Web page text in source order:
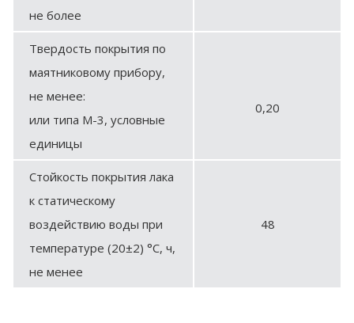
не более
Твердость покрытия по
маятниковому прибору,
не менее:
или типа М-3, условные
единицы
0,20
Стойкость покрытия лака
к статическому
воздействию воды при
температуре (20±2) °С, ч,
не менее
48